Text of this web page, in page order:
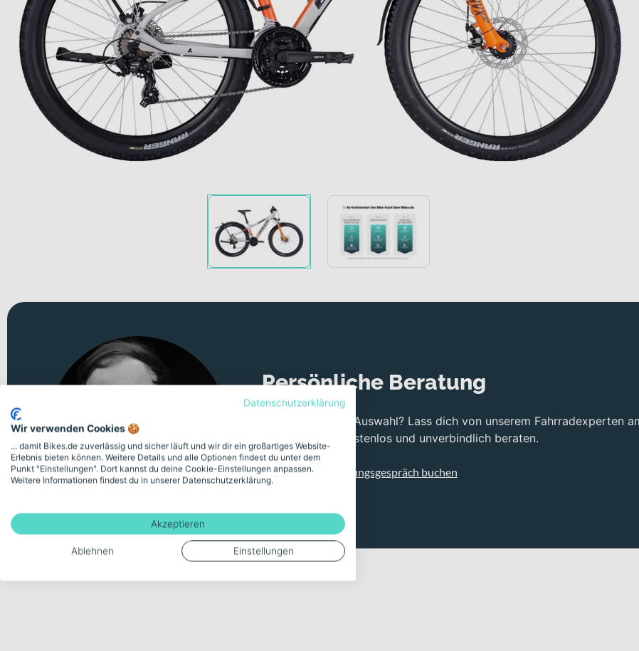
Persönliche Beratung
Unsicher bei der Auswahl? Lass dich von unserem Fahrradexperten
Videomeeting kostenlos und unverbindlich beraten.
Kostenloses Beratungsgespräch buchen
Datenschutzerklärung
Wir verwenden Cookies 🍪
... damit Bikes.de zuverlässig und sicher läuft und wir dir ein großartiges Website-
Erlebnis bieten können. Weitere Details und alle Optionen findest du unter dem
Punkt "Einstellungen". Dort kannst du deine Cookie-Einstellungen anpassen.
Weitere Informationen findest du in unserer Datenschutzerklärung.
Akzeptieren
Ablehnen Einstellungen